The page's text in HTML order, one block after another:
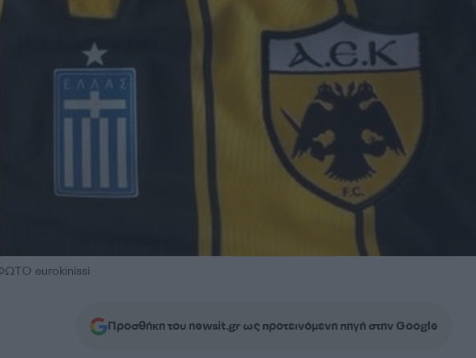
eurokinissi
Προσθήκη του newsit.gr ως προτεινόμενη πηγή στην Google